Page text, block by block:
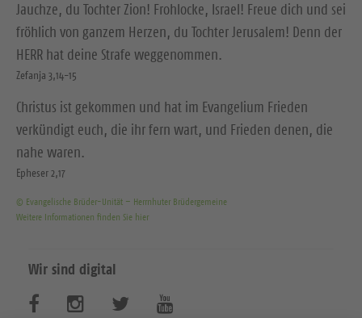
Jauchze, du Tochter Zion! Frohlocke, Israel! Freue dich und sei
fröhlich von ganzem Herzen, du Tochter Jerusalem! Denn der
HERR hat deine Strafe weggenommen.
Zefanja 3,14-15
Christus ist gekommen und hat im Evangelium Frieden
verkündigt euch, die ihr fern wart, und Frieden denen, die
nahe waren.
Epheser 2,17
© Evangelische Brüder-Unität – Herrnhuter Brüdergemeine
Weitere Informationen finden Sie hier
Wir sind digital